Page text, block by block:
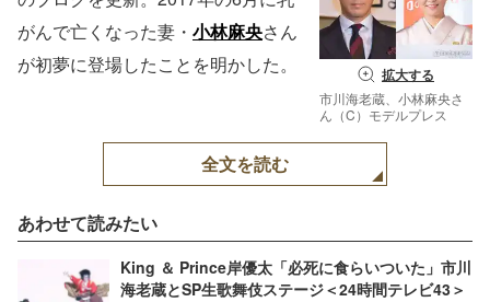
拡大する
市川海老蔵、小林麻央さ
ん（C）モデルプレス
がんで亡くなった妻・ 小林麻央さん
が初夢に登場したことを明かした。
全文を読む
あわせて読みたい
King ＆ Prince岸優太「必死に食らいついた」市川
海老蔵とSP生歌舞伎ステージ＜24時間テレビ43＞